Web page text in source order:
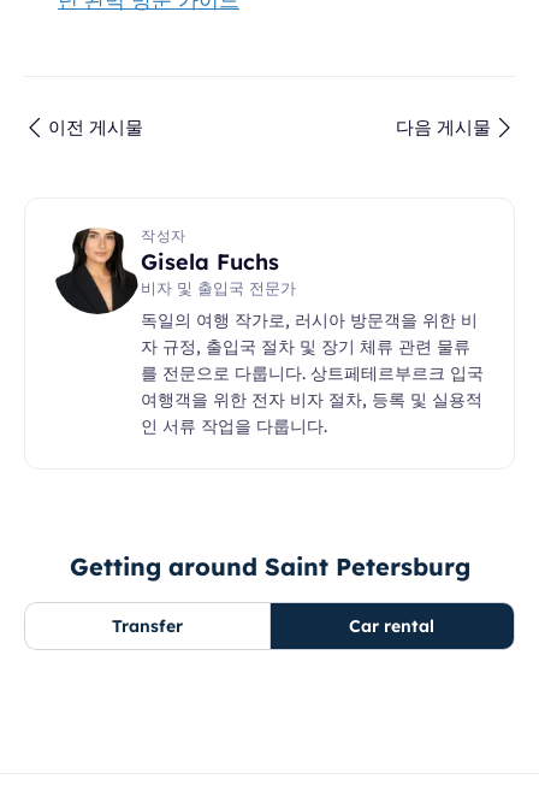
이전 게시물 다음 게시물
작성자
Gisela Fuchs
비자 및 출입국 전문가
독일의 여행 작가로, 러시아 방문객을 위한 비
자 규정, 출입국 절차 및 장기 체류 관련 물류
를 전문으로 다룹니다. 상트페테르부르크 입국
여행객을 위한 전자 비자 절차, 등록 및 실용적
인 서류 작업을 다룹니다.
Getting around Saint Petersburg
Transfer Car rental